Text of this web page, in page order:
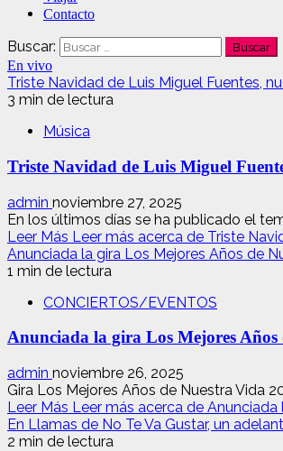
Contacto
Buscar:
En vivo
Triste Navidad de Luis Miguel Fuentes,
3 min de lectura
Música
Triste Navidad de Luis Miguel
admin noviembre 27, 2025
En los últimos días se ha publicado el
Leer Más Leer más acerca de Triste
Anunciada la gira Los Mejores Años de
1 min de lectura
CONCIERTOS/EVENTOS
Anunciada la gira Los Mejores
admin noviembre 26, 2025
Gira Los Mejores Años de Nuestra Vida
Leer Más Leer más acerca de
En Llamas de No Te Va Gustar, un
2 min de lectura